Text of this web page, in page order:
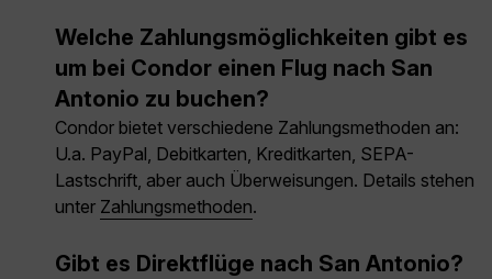
Welche Zahlungsmöglichkeiten gibt es
um bei Condor einen Flug nach San
Antonio zu buchen?
Condor bietet verschiedene Zahlungsmethoden an:
U.a. PayPal, Debitkarten, Kreditkarten, SEPA-
Lastschrift, aber auch Überweisungen. Details stehen
unter Zahlungsmethoden.
Gibt es Direktflüge nach San Antonio?